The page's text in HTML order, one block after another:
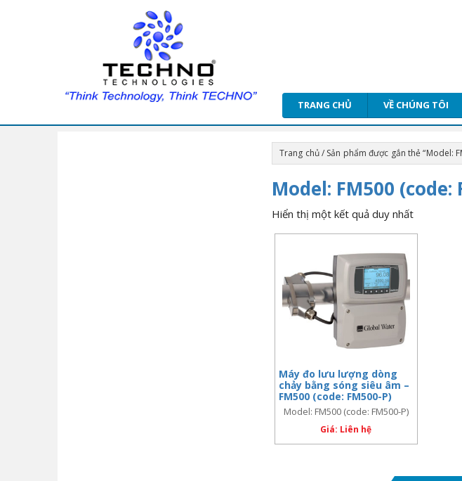
TRANG CHỦ VỀ CHÚNG TÔI
Trang chủ/ Sản phẩm được gắn thẻ “Model:
Model: FM500 (code:
Hiển thị một kết quả duy nhất
Máy đo lưu lượng dòng
chảy bằng sóng siêu âm –
FM500 (code: FM500-P)
Model: FM500 (code: FM500-P)
Giá: Liên hệ